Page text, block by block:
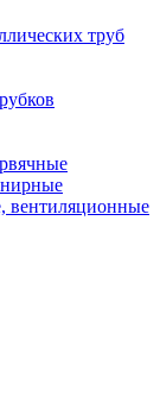
труб
вентиляционные